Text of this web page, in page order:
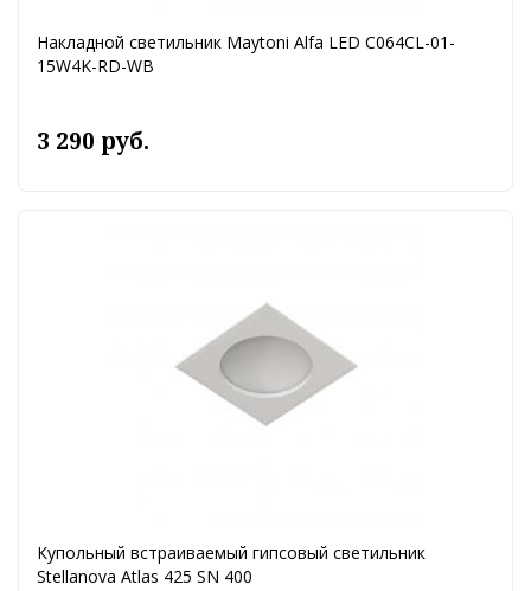
Накладной светильник Maytoni Alfa LED C064CL-01-
15W4K-RD-WB
3 290 руб.
Купольный встраиваемый гипсовый светильник
Stellanova Atlas 425 SN 400